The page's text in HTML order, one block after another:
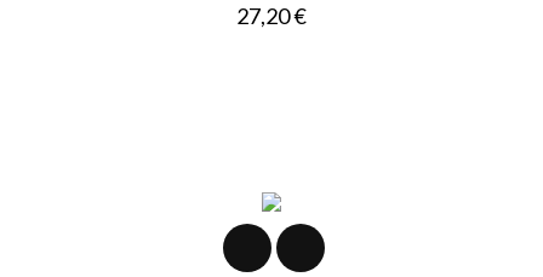
27,20 €Prezzo